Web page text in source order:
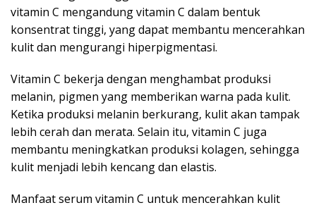
vitamin C mengandung vitamin C dalam bentuk
konsentrat tinggi, yang dapat membantu mencerahkan
kulit dan mengurangi hiperpigmentasi.
Vitamin C bekerja dengan menghambat produksi
melanin, pigmen yang memberikan warna pada kulit.
Ketika produksi melanin berkurang, kulit akan tampak
lebih cerah dan merata. Selain itu, vitamin C juga
membantu meningkatkan produksi kolagen, sehingga
kulit menjadi lebih kencang dan elastis.
Manfaat serum vitamin C untuk mencerahkan kulit